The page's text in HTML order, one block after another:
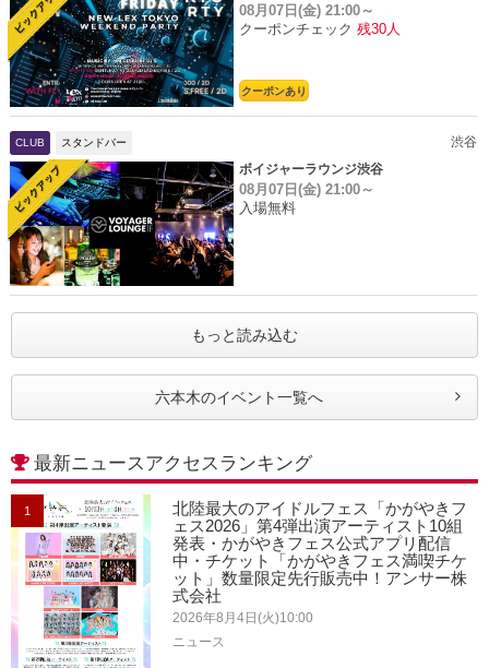
08月07日(金) 21:00～
クーポンチェック 残30人
クーポンあり
CLUB スタンドバー
渋谷
ボイジャーラウンジ渋谷
08月07日(金) 21:00～
入場無料
もっと読み込む
六本木のイベント一覧へ
最新ニュースアクセスランキング
1
北陸最大のアイドルフェス「かがやきフ
ェス2026」第4弾出演アーティスト10組
発表・かがやきフェス公式アプリ配信
中・チケット「かがやきフェス満喫チケ
ット」数量限定先行販売中！アンサー株
式会社
2026年8月4日(火)10:00
ニュース